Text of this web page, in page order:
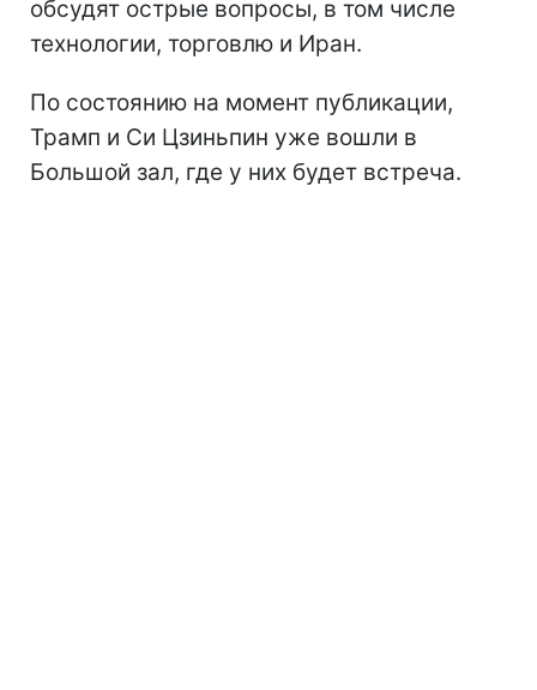
обсудят острые вопросы, в том числе
технологии, торговлю и Иран.
По состоянию на момент публикации,
Трамп и Си Цзиньпин уже вошли в
Большой зал, где у них будет встреча.